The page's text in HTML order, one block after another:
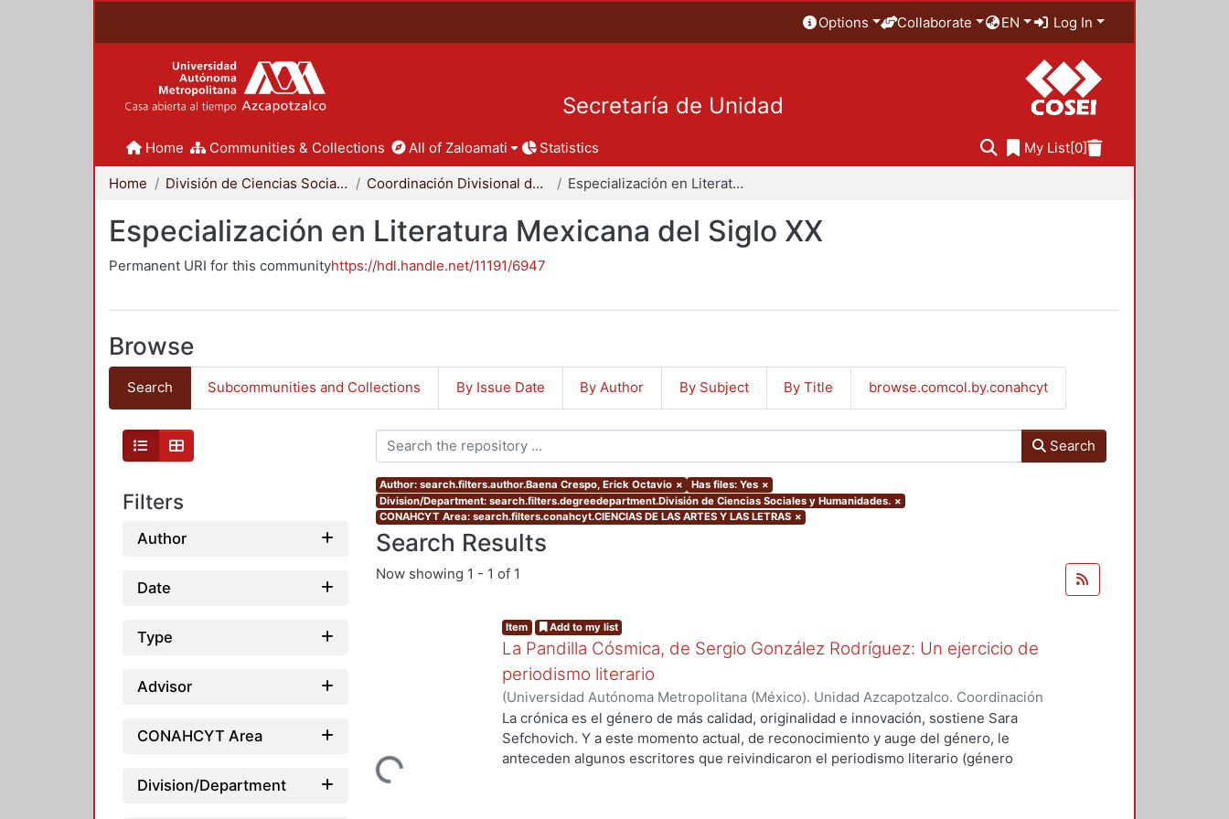
Options Collaborate EN Log In
Secretaría de Unidad
Home Communities & Collections All of Zaloamati Statistics My List[0]
Home División de Ciencias Sociales y Humanidades Coordinación Divisional de Posgrado Especialización en Literatura Mexicana del Siglo XX
Especialización en Literatura Mexicana del Siglo XX
Permanent URI for this communityhttps://hdl.handle.net/11191/6947
Browse
Search Subcommunities and Collections By Issue Date By Author By Subject By Title browse.comcol.by.conahcyt
Filters
Author
Date
Type
Advisor
CONAHCYT Area
Division/Department
Search
Author: search.filters.author.Baena Crespo, Erick Octavio × Has files: Yes ×
Division/Department: search.filters.degreedepartment.División de Ciencias Sociales y Humanidades. ×
CONAHCYT Area: search.filters.conahcyt.CIENCIAS DE LAS ARTES Y LAS LETRAS ×
Search Results
Now showing 1 - 1 of 1
Loading...
Item Add to my list
La Pandilla Cósmica, de Sergio González Rodríguez: Un ejercicio de
periodismo literario
(Universidad Autónoma Metropolitana (México). Unidad Azcapotzalco. Coordinación
de Servicios de Información.,2020-11)Baena Crespo, Erick Octavio
La crónica es el género de más calidad, originalidad e innovación, sostiene Sara
Sefchovich. Y a este momento actual, de reconocimiento y auge del género, le
anteceden algunos escritores que reivindicaron el periodismo literario (género